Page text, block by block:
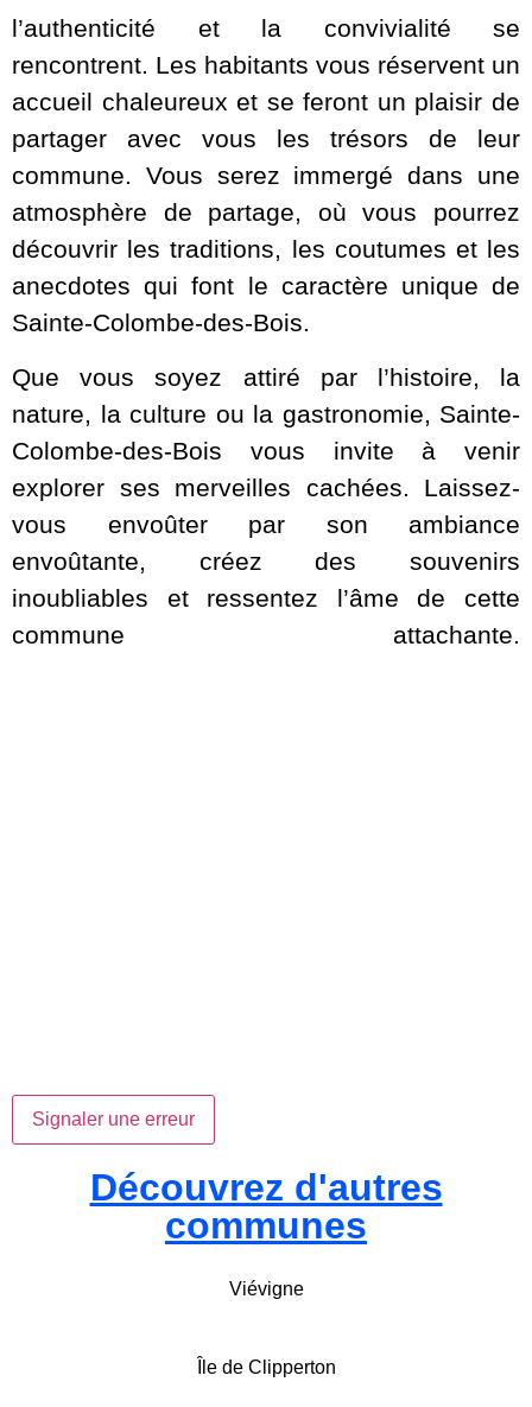
l’authenticité et la convivialité se
rencontrent. Les habitants vous réservent un
accueil chaleureux et se feront un plaisir de
partager avec vous les trésors de leur
commune. Vous serez immergé dans une
atmosphère de partage, où vous pourrez
découvrir les traditions, les coutumes et les
anecdotes qui font le caractère unique de
Sainte-Colombe-des-Bois.
Que vous soyez attiré par l’histoire, la
nature, la culture ou la gastronomie, Sainte-
Colombe-des-Bois vous invite à venir
explorer ses merveilles cachées. Laissez-
vous envoûter par son ambiance
envoûtante, créez des souvenirs
inoubliables et ressentez l’âme de cette
commune attachante.
Signaler une erreur
Découvrez d'autres
communes
Viévigne
Île de Clipperton